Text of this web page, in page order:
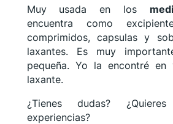
Muy usada en los
encuentra como
comprimidos, capsulas y
laxantes. Es muy
pequeña. Yo la encontré en
laxante.
¿Tienes dudas?
experiencias?